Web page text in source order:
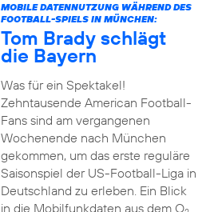
MOBILE DATENNUTZUNG WÄHREND DES
FOOTBALL-SPIELS IN MÜNCHEN:
Tom Brady schlägt
die Bayern
Was für ein Spektakel!
Zehntausende American Football-
Fans sind am vergangenen
Wochenende nach München
gekommen, um das erste reguläre
Saisonspiel der US-Football-Liga in
Deutschland zu erleben. Ein Blick
in die Mobilfunkdaten aus dem O